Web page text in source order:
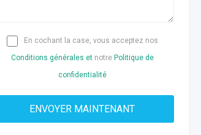
En cochant la case, vous acceptez nos
Conditions générales etnotre Politique de
confidentialité